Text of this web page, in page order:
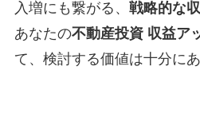
入増にも繋がる、 戦略的な
あなたの不動産投資 収益ア
て、検討する価値は十分に